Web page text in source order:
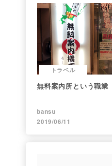
トラベル
無料案内所という職業
bansu
2019/06/11